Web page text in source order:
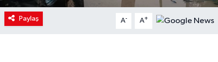
Paylaş A- A+